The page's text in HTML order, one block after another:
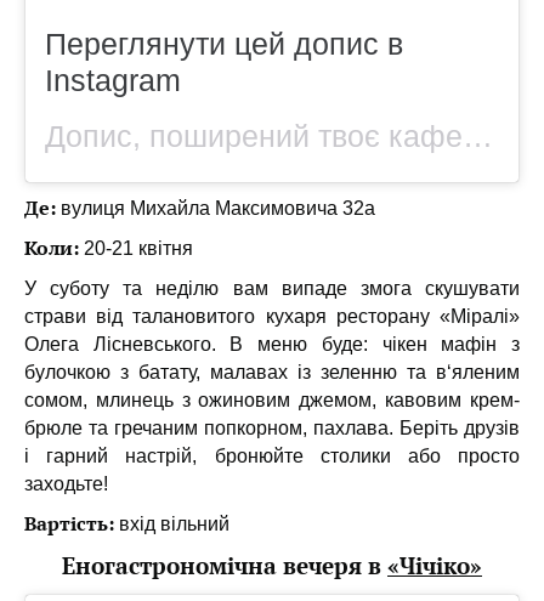
Переглянути цей допис в
Instagram
Допис, поширений твоє кафе на районі (@spilnota.cafe)
Де: вулиця Михайла Максимовича 32а
Коли: 20-21 квітня
У суботу та неділю вам випаде змога скушувати
страви від талановитого кухаря ресторану «Міралі»
Олега Лісневського. В меню буде: чікен мафін з
булочкою з батату, малавах із зеленню та в‘яленим
сомом, млинець з ожиновим джемом, кавовим крем-
брюле та гречаним попкорном, пахлава. Беріть друзів
і гарний настрій, бронюйте столики або просто
заходьте!
Вартість: вхід вільний
Еногастрономічна вечеря в «Чічіко»